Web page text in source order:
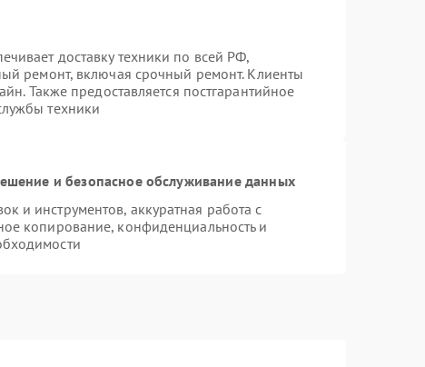
доставку техники по всей РФ,
ремонт, включая срочный ремонт. Клиенты
Также предоставляется постгарантийное
техники
и безопасное обслуживание данных
и инструментов, аккуратная работа с
копирование, конфиденциальность и